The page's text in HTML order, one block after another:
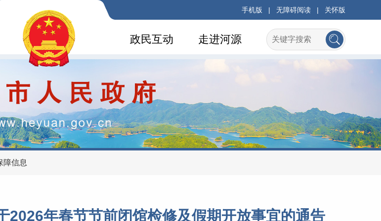
手机版 | 无障碍阅读 | 关怀版
走进河源
政民互动
障信息
2026年春节节前闭馆检修及假期开放事宜的通告